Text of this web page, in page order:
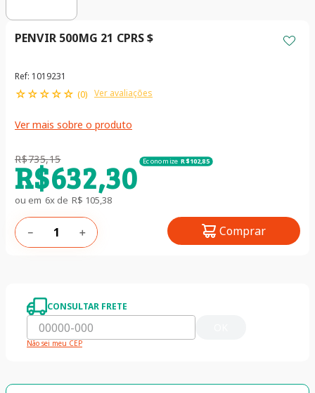
PENVIR 500MG 21 CPRS $
Ref: 1019231
☆☆☆☆☆ (0) Ver avaliações
Ver mais sobre o produto
R$735,15 Economize R$102,85
R$632,30
ou em 6x de R$ 105,38
＋
－ Comprar
CONSULTAR FRETE
Não sei meu CEP